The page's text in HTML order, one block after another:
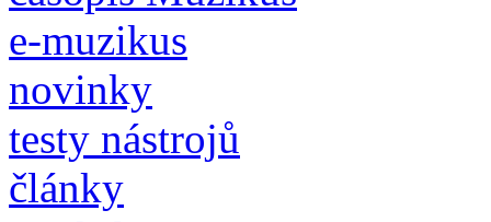
e-muzikus
novinky
testy nástrojů
články